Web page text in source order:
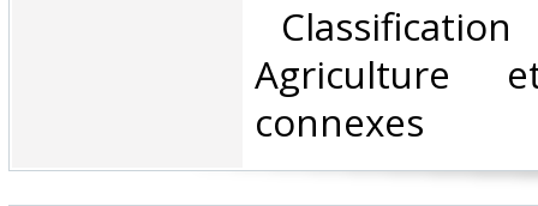
Agriculture
connexes‎